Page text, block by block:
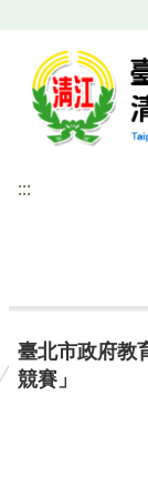
:::
臺北市政府教
競賽」